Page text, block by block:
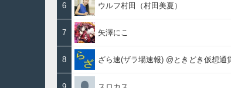
6 ウルフ村田（村田美夏）
7 矢澤にこ
8 ざら速(ザラ場速報) @ときどき仮想通